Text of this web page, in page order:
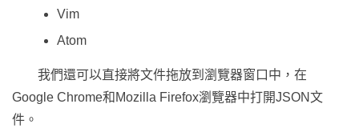
Vim
Atom
我們還可以直接將文件拖放到瀏覽器窗口中，在
Google Chrome和Mozilla Firefox瀏覽器中打開JSON文
件。